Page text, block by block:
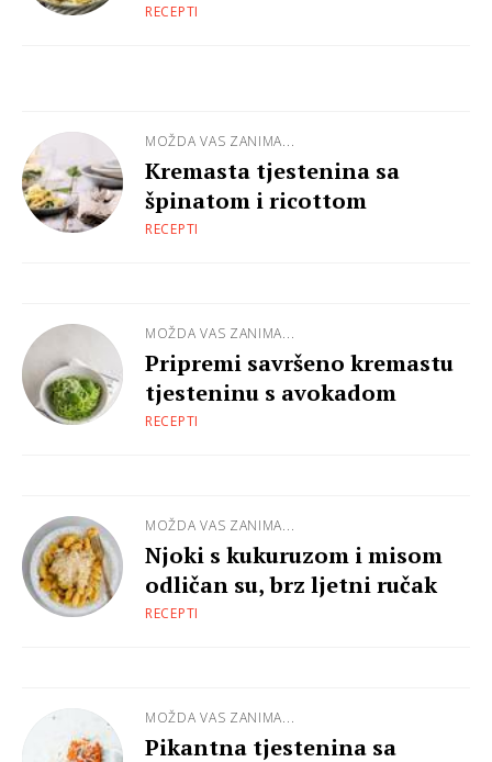
RECEPTI
MOŽDA VAS ZANIMA...
Kremasta tjestenina sa
špinatom i ricottom
RECEPTI
MOŽDA VAS ZANIMA...
Pripremi savršeno kremastu
tjesteninu s avokadom
RECEPTI
MOŽDA VAS ZANIMA...
Njoki s kukuruzom i misom
odličan su, brz ljetni ručak
RECEPTI
MOŽDA VAS ZANIMA...
Pikantna tjestenina sa